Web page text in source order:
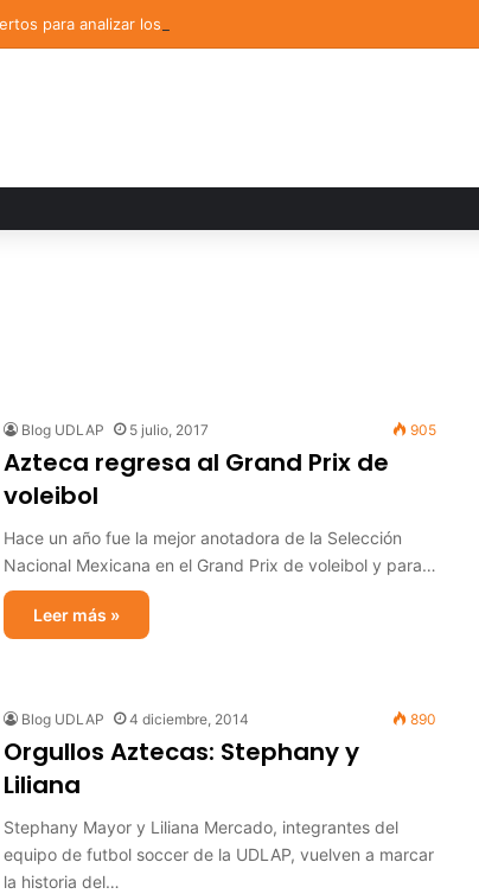
para analizar los retos de la administración pública municipal
Blog UDLAP 5 julio, 2017 905
Azteca regresa al Grand Prix de
voleibol
Hace un año fue la mejor anotadora de la Selección
Nacional Mexicana en el Grand Prix de voleibol y para…
Leer más »
Blog UDLAP 4 diciembre, 2014 890
Orgullos Aztecas: Stephany y
Liliana
Stephany Mayor y Liliana Mercado, integrantes del
equipo de futbol soccer de la UDLAP, vuelven a marcar
la historia del…